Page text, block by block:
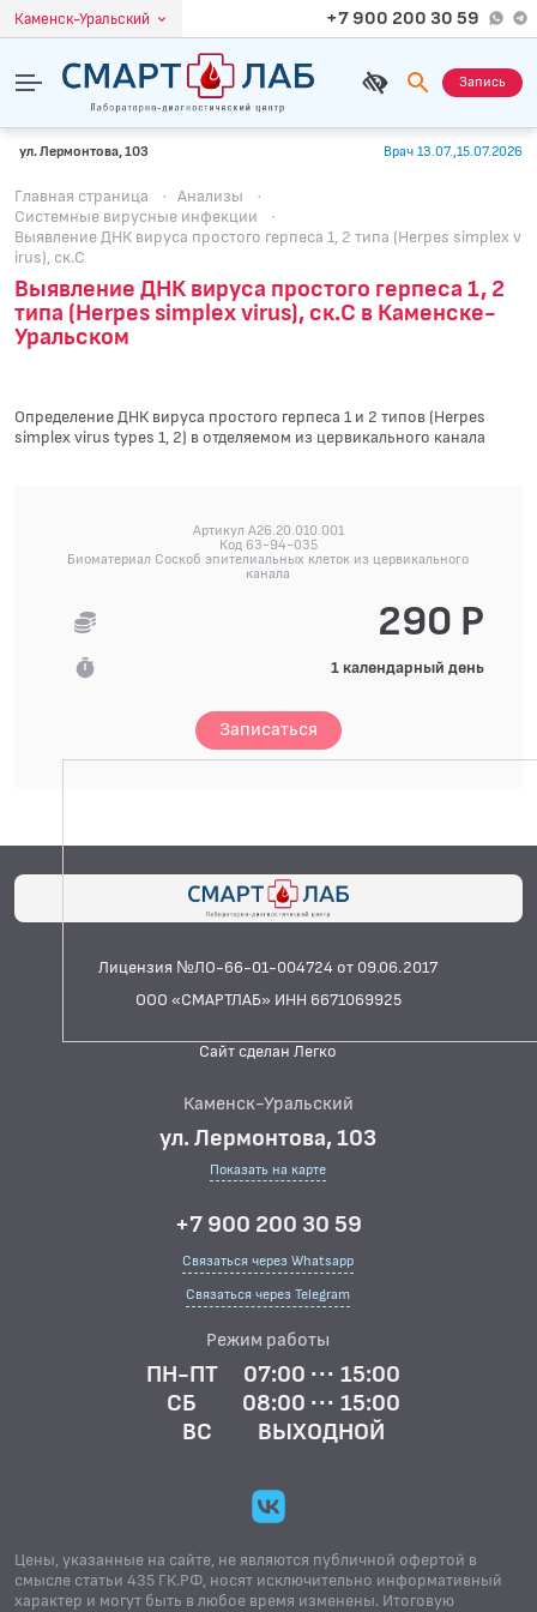
Каменск-Уральский +7 900 200 30 59
Запись
ул. Лермонтова, 103 Врач 13.07.,15.07.2026
Главная страница · Анализы
·
Системные вирусные инфекции
·
Выявление ДНК вируса простого герпеса 1, 2 типа (Herpes simplex v
irus), ск.C
Выявление ДНК вируса простого герпеса 1, 2
типа (Herpes simplex virus), ск.C в Каменске-
Уральском
Определение ДНК вируса простого герпеса 1 и 2 типов (Herpes
simplex virus types 1, 2) в отделяемом из цервикального канала
Артикул A26.20.010.001
Код 63-94-035
Биоматериал Соскоб эпителиальных клеток из цервикального
канала
290 Р
1 календарный день
Записаться
Лицензия №ЛО-66-01-004724 от 09.06.2017
ООО «СМАРТЛАБ» ИНН 6671069925
Сайт сделан Легко
Каменск-Уральский
ул. Лермонтова, 103
Показать на карте
+7 900 200 30 59
Связаться через Whatsapp
Связаться через Telegram
Режим работы
ПН-ПТ
07:00 ··· 15:00
СБ
08:00 ··· 15:00
ВС
ВЫХОДНОЙ
Цены, указанные на сайте, не являются публичной офертой в
смысле статьи 435 ГК.РФ, носят исключительно информативный
характер и могут быть в любое время изменены. Итоговую